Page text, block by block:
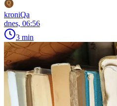
kroniQa
dnes, 06:56
3 min